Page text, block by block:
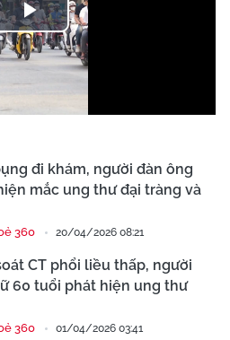
Play
Video
đi khám, người đàn ông
mắc ung thư đại tràng và
360 20/04/2026 08:21
CT phổi liều thấp, người
60 tuổi phát hiện ung thư
360 01/04/2026 03:41